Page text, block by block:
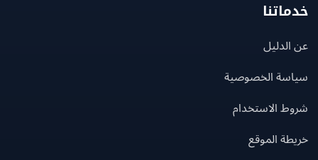
الخصوصية
الاستخدام
الموقع